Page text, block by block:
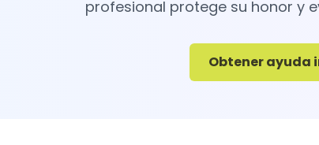
profesional protege su honor y
Obtener ayuda